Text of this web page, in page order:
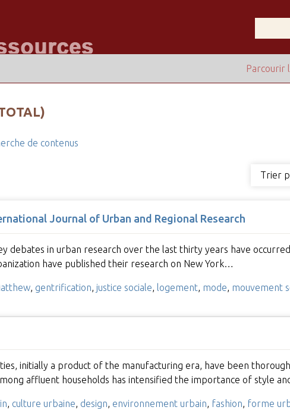
Parcourir
de contenus
Trier
Journal of Urban and Regional Research
in urban research over the last thirty years have
have published their research on New York…
, gentrification justice sociale logement, mode mouvement
initially a product of the manufacturing era, have been
affluent households has intensified the importance of style
, culture urbaine, design, environnement urbain, fashion, forme